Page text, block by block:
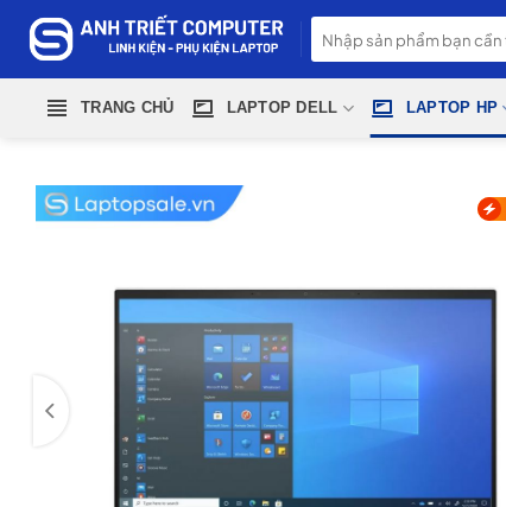
content
kiếm:
TRANG CHỦ LAPTOP DELL LAPTOP HP